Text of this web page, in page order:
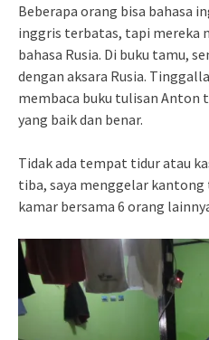
Beberapa orang bisa bahasa
inggris terbatas, tapi mereka
bahasa Rusia. Di buku tamu,
dengan aksara Rusia.
membaca buku tulisan Anton
yang baik dan benar.
Tidak ada tempat tidur atau
tiba, saya menggelar
kamar bersama 6 orang